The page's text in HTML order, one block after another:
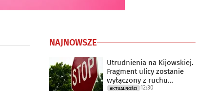
NAJNOWSZE
Utrudnienia na Kijowskiej.
Fragment ulicy zostanie
wyłączony z ruchu
drogowego
AKTUALNOŚCI 12:30